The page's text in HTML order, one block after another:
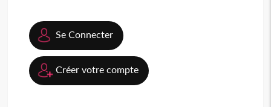
Se Connecter
Créer votre compte